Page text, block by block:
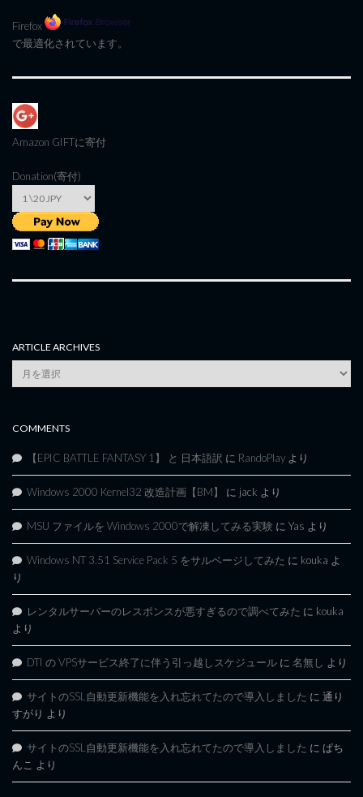
Firefox
で最適化されています。
Amazon GIFTに寄付
Donation(寄付)
ARTICLE ARCHIVES
Article
Archives
COMMENTS
【EPIC BATTLE FANTASY 1】 と 日本語訳 に RandoPlay より
Windows 2000 Kernel32 改造計画【BM】 に jack より
MSU ファイルを Windows 2000で解凍してみる実験 に Yas より
Windows NT 3.51 Service Pack 5 をサルベージしてみた に kouka よ
り
レンタルサーバーのレスポンスが悪すぎるので調べてみた に kouka
より
DTI の VPSサービス終了に伴う引っ越しスケジュール に 名無し より
サイトのSSL自動更新機能を入れ忘れてたので導入しました に 通り
すがり より
サイトのSSL自動更新機能を入れ忘れてたので導入しました に ぱち
んこ より